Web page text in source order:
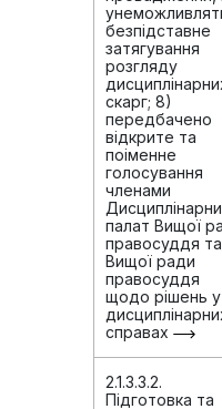
безпідставне
затягування
розгляду
скарг; 8)
передбачено
відкрите та
поіменне
голосування
членами
палат Вищої
правосуддя та
Вищої ради
правосуддя
щодо рішень у
справах
2.1.3.3.2.
Підготовка та